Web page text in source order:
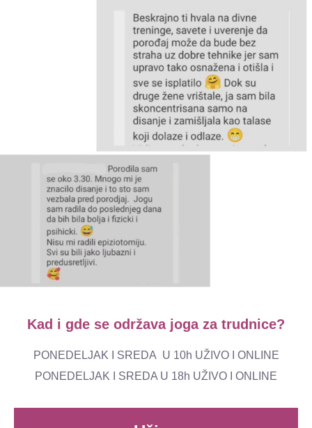
Kad i gde se održava joga za trudnice?
PONEDELJAK I SREDA U 10h UŽIVO I ONLINE
PONEDELJAK I SREDA U 18h UŽIVO I ONLINE